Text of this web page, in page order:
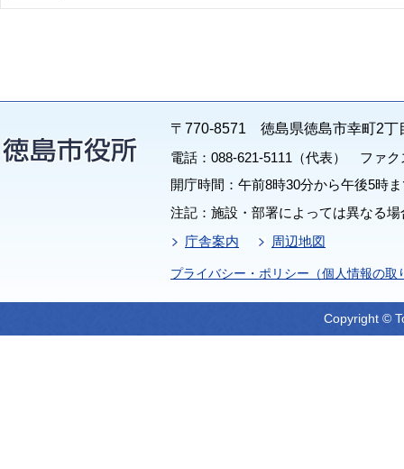
〒770-8571 徳島県徳島市幸町2丁
電話：088-621-5111（代表） ファク
開庁時間：午前8時30分から午後5時
注記：施設・部署によっては異なる
庁舎案内
周辺地図
プライバシー・ポリシー（個人情報の取
Copyright ©